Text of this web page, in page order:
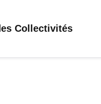
Collectivités